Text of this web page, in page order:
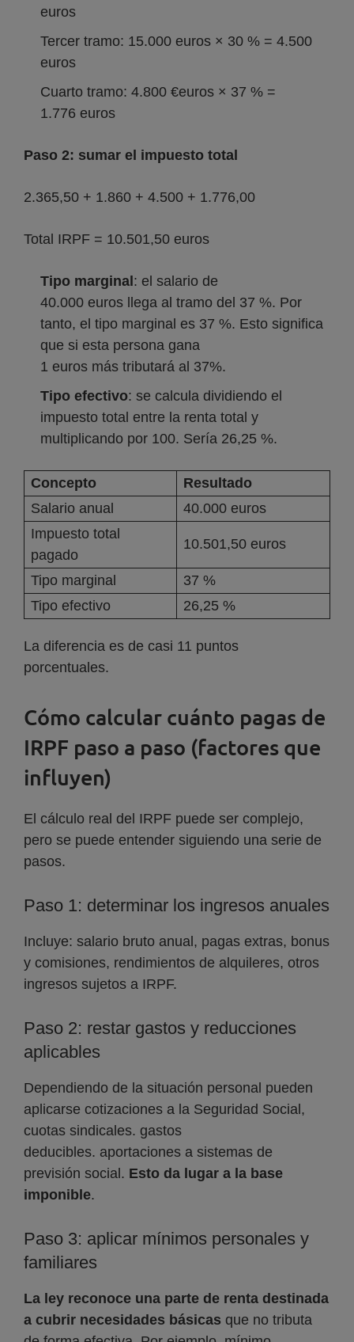
euros
Tercer tramo: 15.000 euros × 30 % = 4.500
euros
Cuarto tramo: 4.800 €euros × 37 % =
1.776 euros
Paso 2: sumar el impuesto total
2.365,50 + 1.860 + 4.500 + 1.776,00
Total IRPF = 10.501,50 euros
Tipo marginal : el salario de
40.000 euros llega al tramo del 37 %. Por
tanto, el tipo marginal es 37 %. Esto significa
que si esta persona gana
1 euros más tributará al 37%.
Tipo efectivo: se calcula dividiendo el
impuesto total entre la renta total y
multiplicando por 100. Sería 26,25 %.
Concepto
Resultado
Salario anual
40.000 euros
Impuesto total
pagado
10.501,50 euros
Tipo marginal
37 %
Tipo efectivo
26,25 %
La diferencia es de casi 11 puntos
porcentuales.
Cómo calcular cuánto pagas de
IRPF paso a paso (factores que
influyen)
El cálculo real del IRPF puede ser complejo,
pero se puede entender siguiendo una serie de
pasos.
Paso 1: determinar los ingresos anuales
Incluye: salario bruto anual, pagas extras, bonus
y comisiones, rendimientos de alquileres, otros
ingresos sujetos a IRPF.
Paso 2: restar gastos y reducciones
aplicables
Dependiendo de la situación personal pueden
aplicarse cotizaciones a la Seguridad Social,
cuotas sindicales. gastos
deducibles. aportaciones a sistemas de
previsión social. Esto da lugar a la base
imponible.
Paso 3: aplicar mínimos personales y
familiares
La ley reconoce una parte de renta destinada
a cubrir necesidades básicas que no tributa